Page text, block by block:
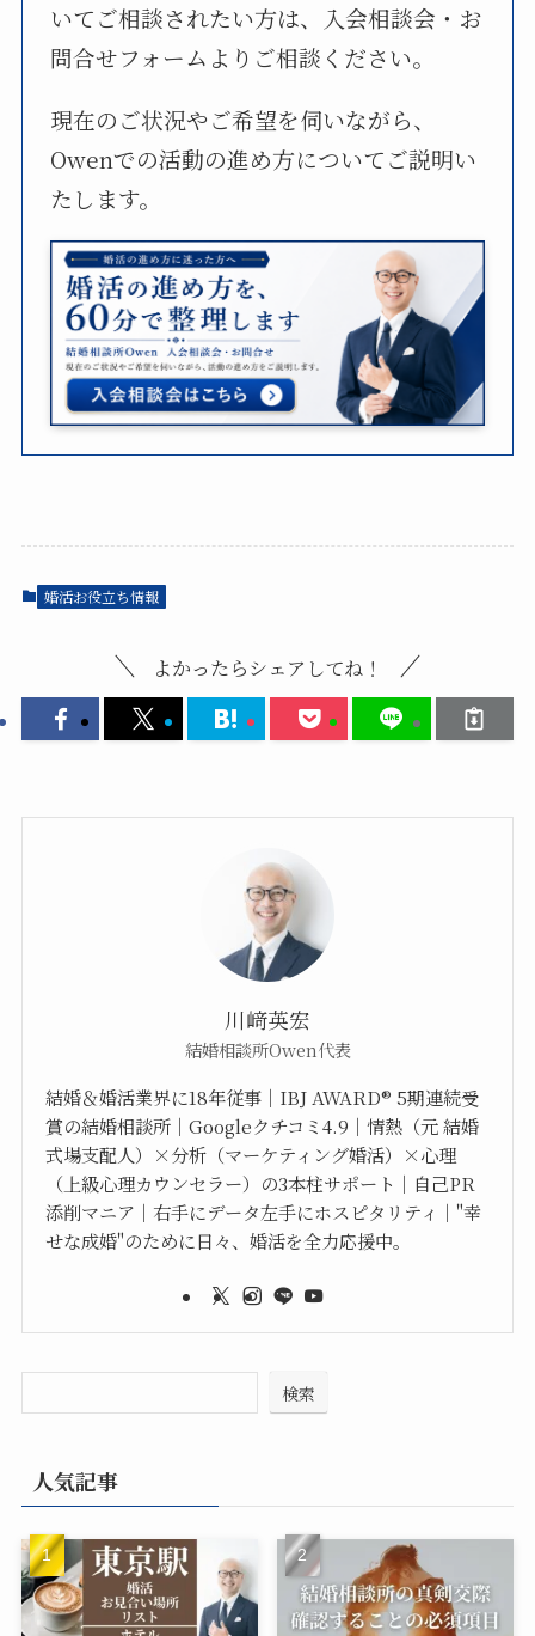
いてご相談されたい方は、入会相談会・お
問合せフォームよりご相談ください。
現在のご状況やご希望を伺いながら、
Owenでの活動の進め方についてご説明い
たします。
婚活お役立ち情報
よかったらシェアしてね！
川﨑英宏
結婚相談所Owen代表
結婚＆婚活業界に18年従事｜IBJ AWARD®︎ 5期連続受
賞の結婚相談所｜Googleクチコミ4.9｜情熱（元 結婚
式場支配人）×分析（マーケティング婚活）×心理
（上級心理カウンセラー）の3本柱サポート｜自己PR
添削マニア｜右手にデータ左手にホスピタリティ｜"幸
せな成婚"のために日々、婚活を全力応援中。
検索
人気記事